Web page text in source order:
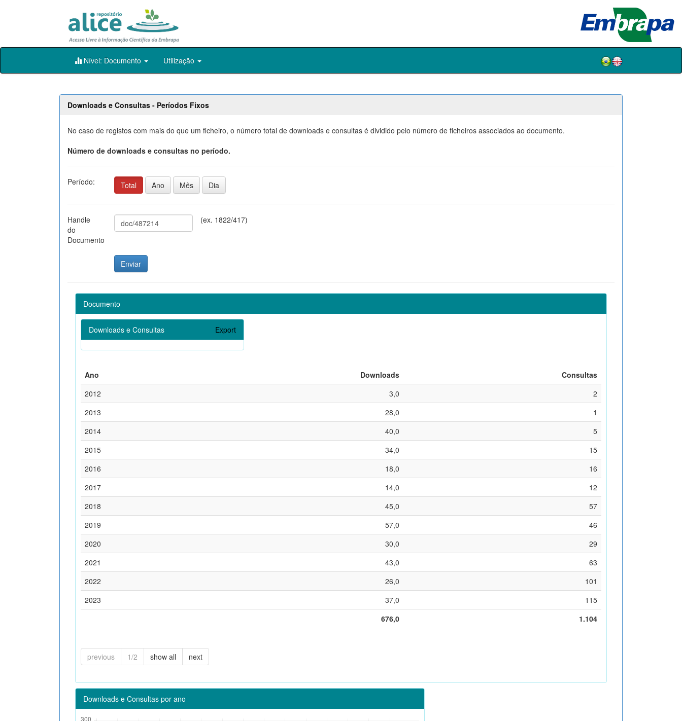
Skip
Nível: Documento Utilização
Downloads e Consultas - Períodos Fixos
No caso de registos com mais do que um ficheiro, o número total de downloads e consultas é dividido pelo número de ficheiros associados ao documento.
Número de downloads e consultas no período.
Período: Total Ano Mês Dia
Handle
do
Documento
(ex. 1822/417)
Documento
Downloads e Consultas Export
Ano Downloads
Consultas
2012
3,0
2
2013
28,0
1
2014
40,0
5
2015
34,0
15
2016
18,0
16
2017
14,0
12
2018
45,0
57
2019
57,0
46
2020
30,0
29
2021
43,0
63
2022
26,0
101
2023
37,0
115
676,0
1.104
previous 1/2 show all next
Downloads e Consultas por ano